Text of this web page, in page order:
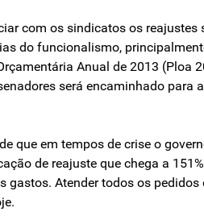
com os sindicatos os reajustes
do funcionalismo,
Anual de 2013 (Ploa
será encaminhado para
que em tempos de crise o
de reajuste que chega a
Atender todos os pedidos